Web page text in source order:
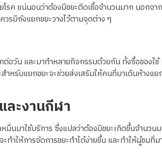
รค แน่นอนว่าต้องมีขยะติดเชื้อจำนวนมาก นอกจ
รมีถังแยกขยะวางไว้ตามจุดต่าง ๆ
อวัน และมาทำหลายกิจกรรมด้วยกัน ทั้งซื้อของใ
สำหรับแยกขยะจะช่วยส่งเสริมให้คนที่มาเดินห้า
ะงานกีฬา
มาใช้บริการ ซึ่งแปลว่าต้องมีขยะเกิดขึ้นจำนวน
ทำให้การจัดการขยะทำได้ง่ายขึ้น และทำให้ผู้ชม